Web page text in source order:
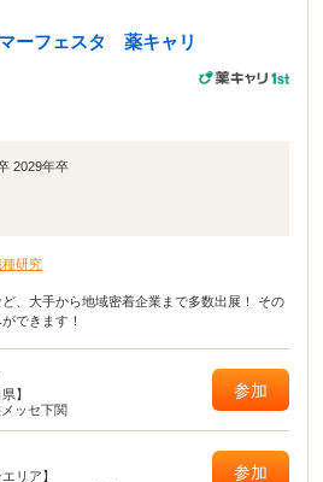
ーフェスタ 薬キャリ
2029年卒
研究
、大手から地域密着企業まで多数出展！ その
できます！
】
ッセ下関
参加
エリア】
参加